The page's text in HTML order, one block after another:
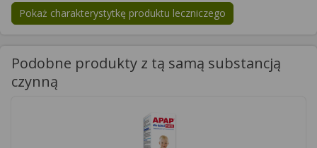
Pokaż charakterystytkę produktu leczniczego
Podobne produkty z tą samą substancją
czynną